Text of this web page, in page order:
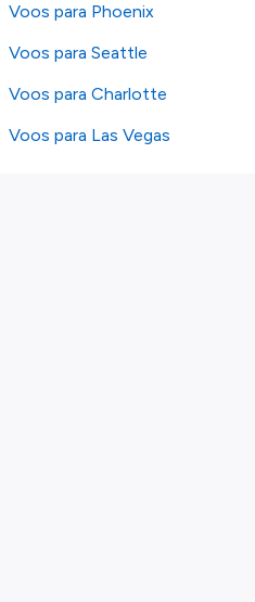
Voos para Phoenix
Voos para Seattle
Voos para Charlotte
Voos para Las Vegas